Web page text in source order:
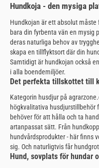
Hundkoja - den mysiga
Hundkojan är ett absolut
bara din fyrbenta vän en mysig
deras naturliga behov av
skapa en tillflyktsort där din
Samtidigt är hundkojan också
i alla boendemiljöer.
Det perfekta tillskottet till
Kategorin husdjur på
högkvalitativa husdjurstillbehör
behöver för att hålla och ta
artanpassat sätt. Från
hundvårdsprodukter - här finns
sig. Och naturligtvis får
Hund, sovplats för hundar